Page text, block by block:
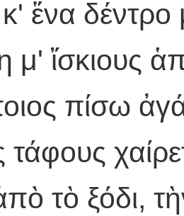
ἕνα
μ' ἴσκιους
πίσω
τάφους
τὸ ξόδι,